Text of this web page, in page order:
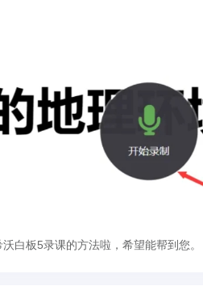
白板5录课的方法啦，希望能帮到您。